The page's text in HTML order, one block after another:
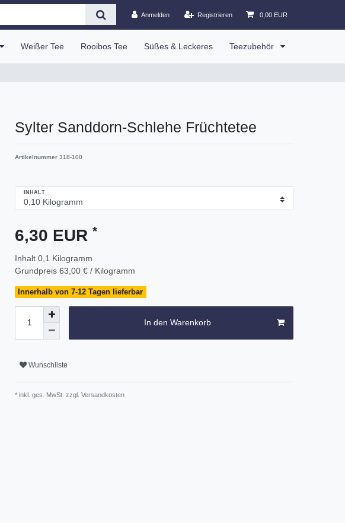
Anmelden Registrieren 0,00 EUR
Weißer Tee Rooibos Tee Süßes & Leckeres Teezubehör
Sylter Sanddorn-Schlehe Früchtetee
Artikelnummer 318-100
INHALT
6,30 EUR *
Inhalt 0,1 Kilogramm
Grundpreis 63,00 € / Kilogramm
Innerhalb von 7-12 Tagen lieferbar
In den Warenkorb
Wunschliste
* inkl. ges. MwSt. zzgl. Versandkosten